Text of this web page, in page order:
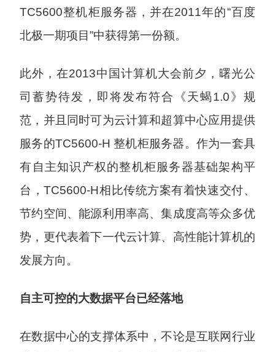
TC5600整机柜服务器，并在2011年的“百度
北极一期项目”中获得第一份额。
此外，在2013中国计算机大会前夕，曙光公
司蓄势待发，即将发布符合《天蝎1.0》规
范，并且同时可为云计算和超算中心应用提供
服务的TC5600-H 整机柜服务器。作为一套具
有自主知识产权的整机柜服务器基础架构平
台，TC5600-H相比传统方案有着快速交付、
节约空间、能源利用率高、集成度高等众多优
势，更代表着下一代云计算、高性能计算机的
发展方向。
自主可控的大数据平台已经落地
在数据中心的支撑体系中，不论是互联网行业